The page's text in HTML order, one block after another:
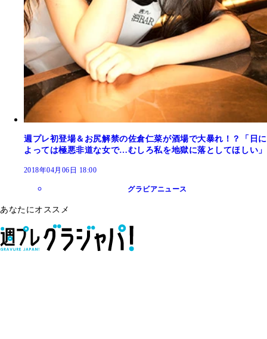
週プレ初登場＆お尻解禁の佐倉仁菜が酒場で大暴れ！？「日に
よっては極悪非道な女で…むしろ私を地獄に落としてほしい」
2018年04月06日 18:00
グラビアニュース
あなたにオススメ